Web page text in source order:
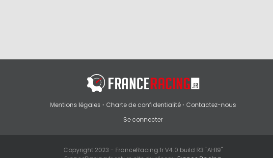
Mentions légales • Charte de confidentialité• Contactez-nous
Se connecter
Copyright 2023 - FranceRacing.fr V4.0 build R3 "AH19"